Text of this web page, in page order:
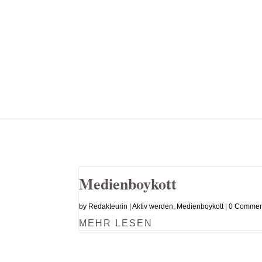
Medienboykott
by Redakteurin |Aktiv werden, Medienboykott| 0
MEHR LESEN